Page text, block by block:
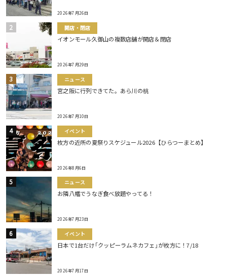
2026年7月26日
開店・閉店
イオンモール久御山の複数店舗が開店＆閉店
2026年7月29日
ニュース
宮之阪に行列できてた。あら川の桃
2026年7月10日
イベント
枚方の近所の夏祭りスケジュール2026【ひらつーまとめ】
2026年8月6日
ニュース
お隣八幡でうなぎ食べ放題やってる！
2026年7月23日
イベント
日本で1台だけ｢クッピーラムネカフェ｣が枚方に！7/18
2026年7月17日